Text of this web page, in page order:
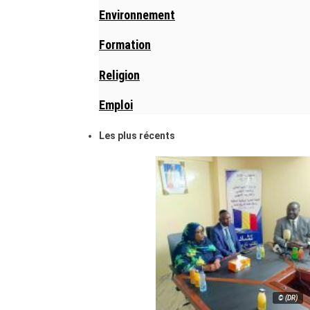
Environnement
Formation
Religion
Emploi
Les plus récents
© (DR)